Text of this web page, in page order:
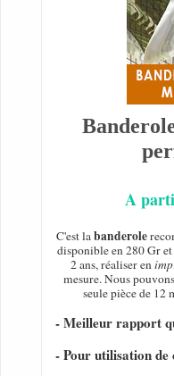
A
C'est labanderole
disponible en 280 Gr
2 ans, réaliser en
mesure. Nous
seule pièce de 12
- Meilleur rapport
- Pour utilisation de